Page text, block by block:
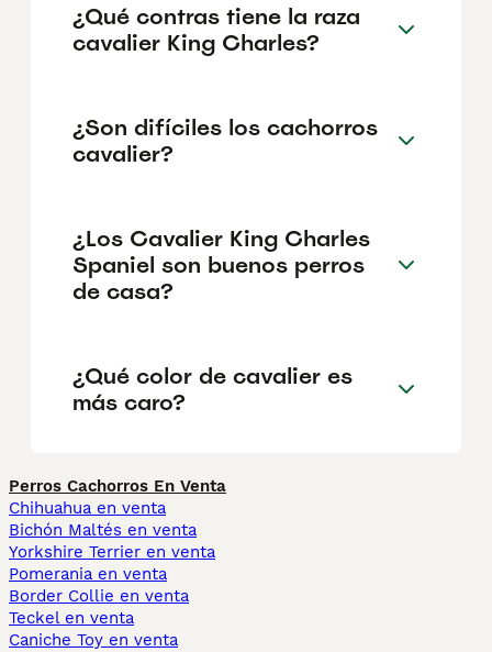
¿Qué contras tiene la raza
cavalier King Charles?
¿Son difíciles los cachorros
cavalier?
¿Los Cavalier King Charles
Spaniel son buenos perros
de casa?
¿Qué color de cavalier es
más caro?
Perros Cachorros En Venta
Chihuahua en venta
Bichón Maltés en venta
Yorkshire Terrier en venta
Pomerania en venta
Border Collie en venta
Teckel en venta
Caniche Toy en venta